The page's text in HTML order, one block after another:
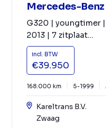
Mercedes-
G320 | youngtimer
2013 | 7 zitplaat...
incl. BTW
€39.950
168.000 km 5-1999
Kareltrans B.V.
Zwaag